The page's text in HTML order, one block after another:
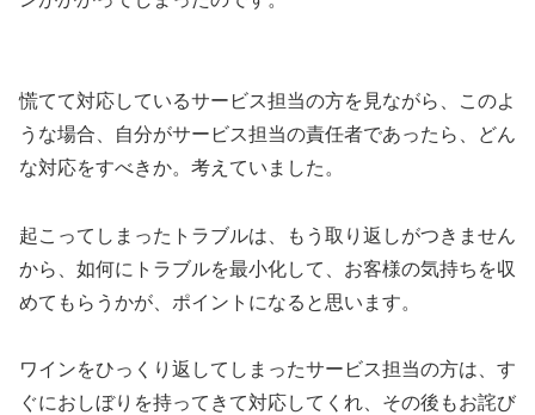
慌てて対応しているサービス担当の方を見ながら、このよ
うな場合、自分がサービス担当の責任者であったら、どん
な対応をすべきか。考えていました。
起こってしまったトラブルは、もう取り返しがつきません
から、如何にトラブルを最小化して、お客様の気持ちを収
めてもらうかが、ポイントになると思います。
ワインをひっくり返してしまったサービス担当の方は、す
ぐにおしぼりを持ってきて対応してくれ、その後もお詫び